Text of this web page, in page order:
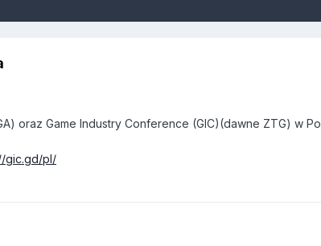
oraz Game Industry Conference (GIC)(dawne ZTG) w
gic.gd/pl/